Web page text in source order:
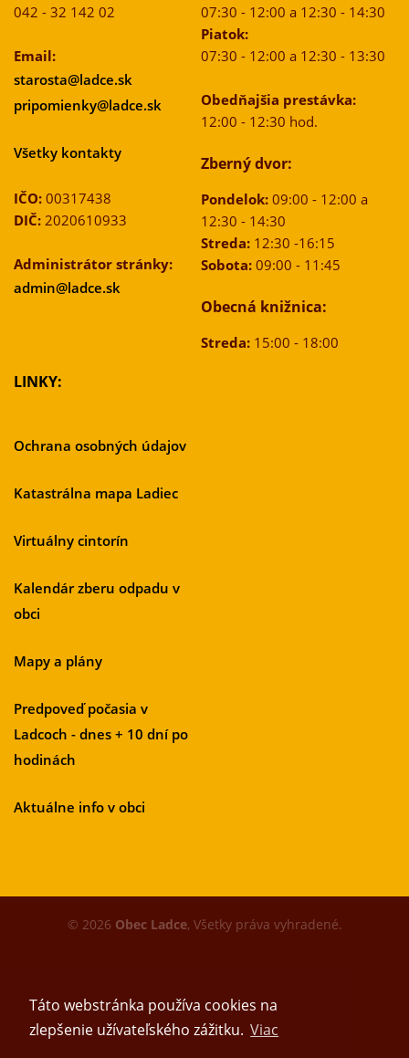
Táto webstránka používa cookies na
zlepšenie užívateľského zážitku. Viac
042 - 32 142 02
Email:
starosta@ladce.sk
pripomienky@ladce.sk
Všetky kontakty
IČO: 00317438
DIČ: 2020610933
Administrátor stránky:
admin@ladce.sk
07:30 - 12:00 a 12:30 - 14:30
Piatok:
07:30 - 12:00 a 12:30 - 13:30
Obedňajšia prestávka:
12:00 - 12:30 hod.
Zberný dvor:
Pondelok:09:00 - 12:00 a
12:30 - 14:30
Streda:12:30 -16:15
Sobota:09:00 - 11:45
Obecná knižnica:
Streda:15:00 - 18:00
LINKY:
Ochrana osobných údajov
Katastrálna mapa Ladiec
Virtuálny cintorín
Kalendár zberu odpadu v
obci
Mapy a plány
Predpoveď počasia v
Ladcoch - dnes + 10 dní po
hodinách
Aktuálne info v obci
© 2026 Obec Ladce, Všetky práva vyhradené.